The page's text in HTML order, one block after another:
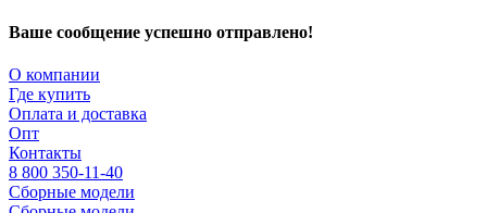
Ваше сообщение успешно отправлено!
О компании
Где купить
Оплата и доставка
Опт
Контакты
8 800 350-11-40
Сборные модели